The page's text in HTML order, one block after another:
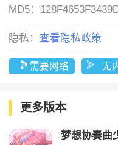
MD5：
隐私： 查看隐私政策
需要网络 无
更多版本
梦想协奏曲